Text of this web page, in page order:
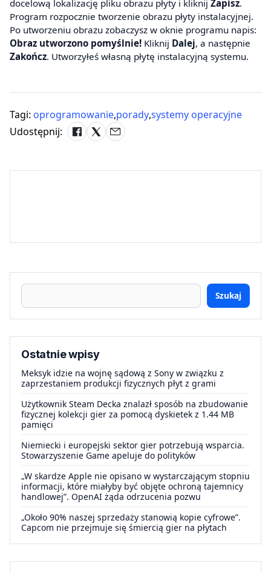
docelową lokalizację pliku obrazu płyty i kliknij Zapisz.
Program rozpocznie tworzenie obrazu płyty instalacyjnej.
Po utworzeniu obrazu zobaczysz w oknie programu napis:
Obraz utworzono pomyślnie! Kliknij Dalej, a następnie
Zakończ. Utworzyłeś własną płytę instalacyjną systemu.
Tagi: oprogramowanie,porady,systemy operacyjne
Udostępnij:
Szukaj
Ostatnie wpisy
Meksyk idzie na wojnę sądową z Sony w związku z
zaprzestaniem produkcji fizycznych płyt z grami
Użytkownik Steam Decka znalazł sposób na zbudowanie
fizycznej kolekcji gier za pomocą dyskietek z 1.44 MB
pamięci
Niemiecki i europejski sektor gier potrzebują wsparcia.
Stowarzyszenie Game apeluje do polityków
„W skardze Apple nie opisano w wystarczającym stopniu
informacji, które miałyby być objęte ochroną tajemnicy
handlowej”. OpenAI żąda odrzucenia pozwu
„Około 90% naszej sprzedaży stanowią kopie cyfrowe”.
Capcom nie przejmuje się śmiercią gier na płytach